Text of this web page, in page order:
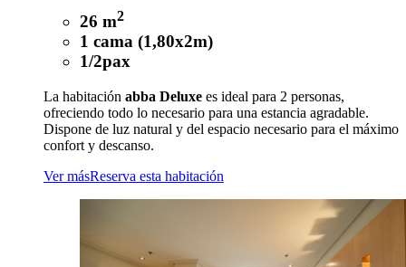
26 m2
1 cama (1,80x2m)
1/2pax
La habitación abba Deluxe es ideal para 2 personas,
ofreciendo todo lo necesario para una estancia agradable.
Dispone de luz natural y del espacio necesario para el máximo
confort y descanso.
Ver másReserva esta habitación